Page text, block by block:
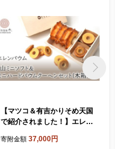
【マツコ＆有吉かりそめ天国
で紹介されました！】エレン
ソフト＆ミニハードバウムク
寄附金額 37,000円